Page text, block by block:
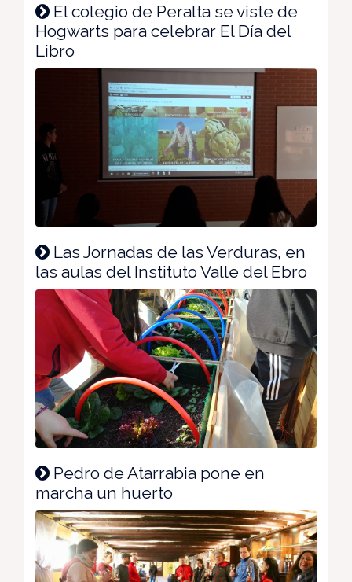
El colegio de Peralta se viste de
Hogwarts para celebrar El Día del
Libro
Las Jornadas de las Verduras, en
las aulas del Instituto Valle del Ebro
Pedro de Atarrabia pone en
marcha un huerto